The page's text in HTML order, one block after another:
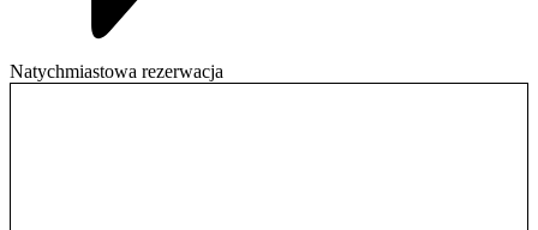
Natychmiastowa rezerwacja